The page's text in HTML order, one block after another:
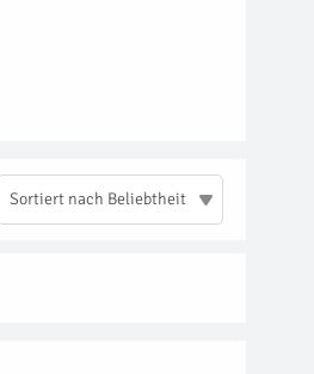
Sortiert nach Beliebtheit